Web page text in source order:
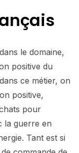
le domaine,
positive du
ce métier, on
positive,
pour
la guerre en
Tant est si